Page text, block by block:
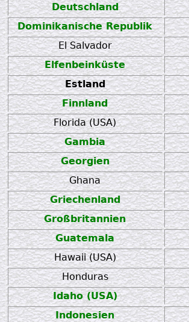
Deutschland
Dominikanische Republik
El Salvador
Elfenbeinküste
Estland
Finnland
Florida (USA)
Gambia
Georgien
Ghana
Griechenland
Großbritannien
Guatemala
Hawaii (USA)
Honduras
Idaho (USA)
Indonesien